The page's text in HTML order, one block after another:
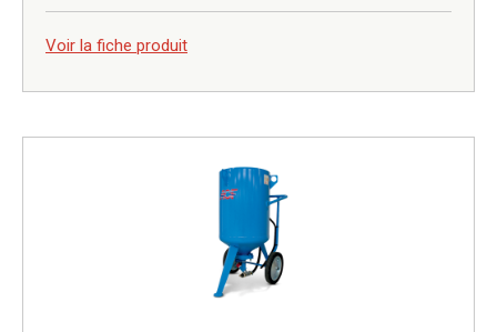
Voir la fiche produit